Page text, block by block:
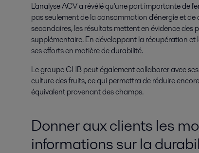
L'analyse ACV a révélé qu'une part importante de
pas seulement de la consommation d'énergie et
secondaires, les résultats mettent en évidence des
supplémentaire. En développant la récupération
ses efforts en matière de durabilité.
Le groupe CHB peut également collaborer avec
culture des fruits, ce qui permettra de réduire
équivalent provenant des champs.
Donner aux clients les
informations sur la